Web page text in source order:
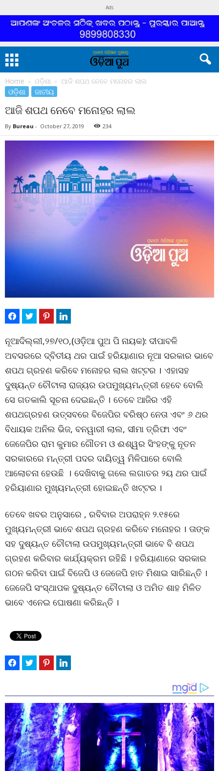
Ads
Home ଓଡ଼ିଶା ଆଜି ଶପଥ ନେବେ ମନୋହର ଲାଲ
ଓଡ଼ିଶା ଜାତୀୟ
ଆଜି ଶପଥ ନେବେ ମନୋହର ଲାଲ
By Bureau - October 27, 2019 234
ନୂଆଦିଲ୍ଲୀ,୨୭/୧୦,(ଓଡ଼ିଆ ପୁଅ ପି ନାୟକ): ଦୀପାବଳି
ଅବସରରେ ଦ୍ବିତୀୟ ଥର ପାଇଁ ହରିୟାଣାର ନୂଆ ସରକାର ଭାବେ
ଶପଥ ଗ୍ରହଣ କରିବେ ମନୋହର ଲାଲ ଖଟ୍ଟର । ଏହାସହ
ଦୁଷ୍ୟନ୍ତ ଚୌଟାଲା ରାଜ୍ୟର ଉପମୁଖ୍ୟମନ୍ତ୍ରୀ ହେବେ ବୋଲି
ସେ ଗତକାଲି ସୂଚନା ଦେଇଛନ୍ତି । ତେବେ ଆଜିର ଏହି
ଶପଥଗ୍ରହଣ ଉତ୍ସବରେ ବିଜେପିର ବରିଷ୍ଠ ନେତା ଏବଂ ୬ ଥର
ବିଧାୟକ ଅନିଲ ଭିଜ, ବନୱାରୀ ଲାଲ, ସୀମା ତ୍ରିଫା ଏବଂ
ଜେଜେପିର ରାମ କୁମାର ଗୌତମ ଓ ଈଶ୍ୱର ସିଂହଙ୍କୁ ନୂତନ
ସରକାରରେ ମନ୍ତ୍ରୀ ପଦର ଦାୟିତ୍ୱ ମିଳିପାରେ ବୋଲି
ଆଲୋଚନା ହେଉଛି । ଦେଖିବାକୁ ଗଲେ ଲଗାତର ୨ୟ ଥର ପାଇଁ
ହରିୟାଣାର ମୁଖ୍ୟମନ୍ତ୍ରୀ ହୋଇଛନ୍ତି ଖଟ୍ଟର ।
ତେବେ ଖବର ଅନୁସାରେ , ରବିବାର ଅପରାହ୍ନ ୨.୧୫ରେ
ମୁଖ୍ୟମନ୍ତ୍ରୀ ଭାବେ ଶପଥ ଗ୍ରହଣ କରିବେ ମନୋହର । ତାଙ୍କ
ସହ ଦୁଷ୍ୟନ୍ତ ଚୌଟାଲା ଉପମୁଖ୍ୟମନ୍ତ୍ରୀ ଭାବେ ବି ଶପଥ
ଗ୍ରହଣ କରିବାର କାର୍ଯ୍ୟକ୍ରମ ରହିଛି । ହରିୟାଣାରେ ସରକାର
ଗଠନ କରିବା ପାଇଁ ବିଜେପି ଓ ଜେଜେପି ହାତ ମିଶାଇ ସାରିଛନ୍ତି ।
ଜେଜେପି ସଂସ୍ଥାପକ ଦୁଷ୍ୟନ୍ତ ଚୌଟାଲା ଓ ଅମିତ ଶାହ ମିଳିତ
ଭାବେ ଏନେଇ ଘୋଷଣା କରିଛନ୍ତି ।